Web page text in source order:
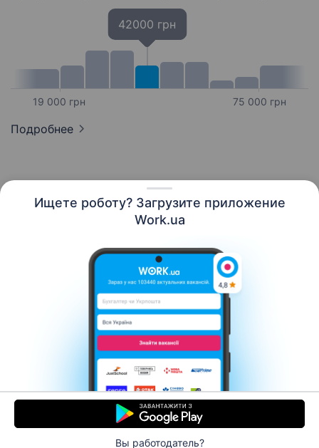
Ищете роботу? Загрузите приложение
Work.ua
Вы работодатель?
19 000 грн
42000 грн
75 000 грн
Подробнее
Контакты О нас
Карьера
Новости Work.ua
Помощь
Условия использования